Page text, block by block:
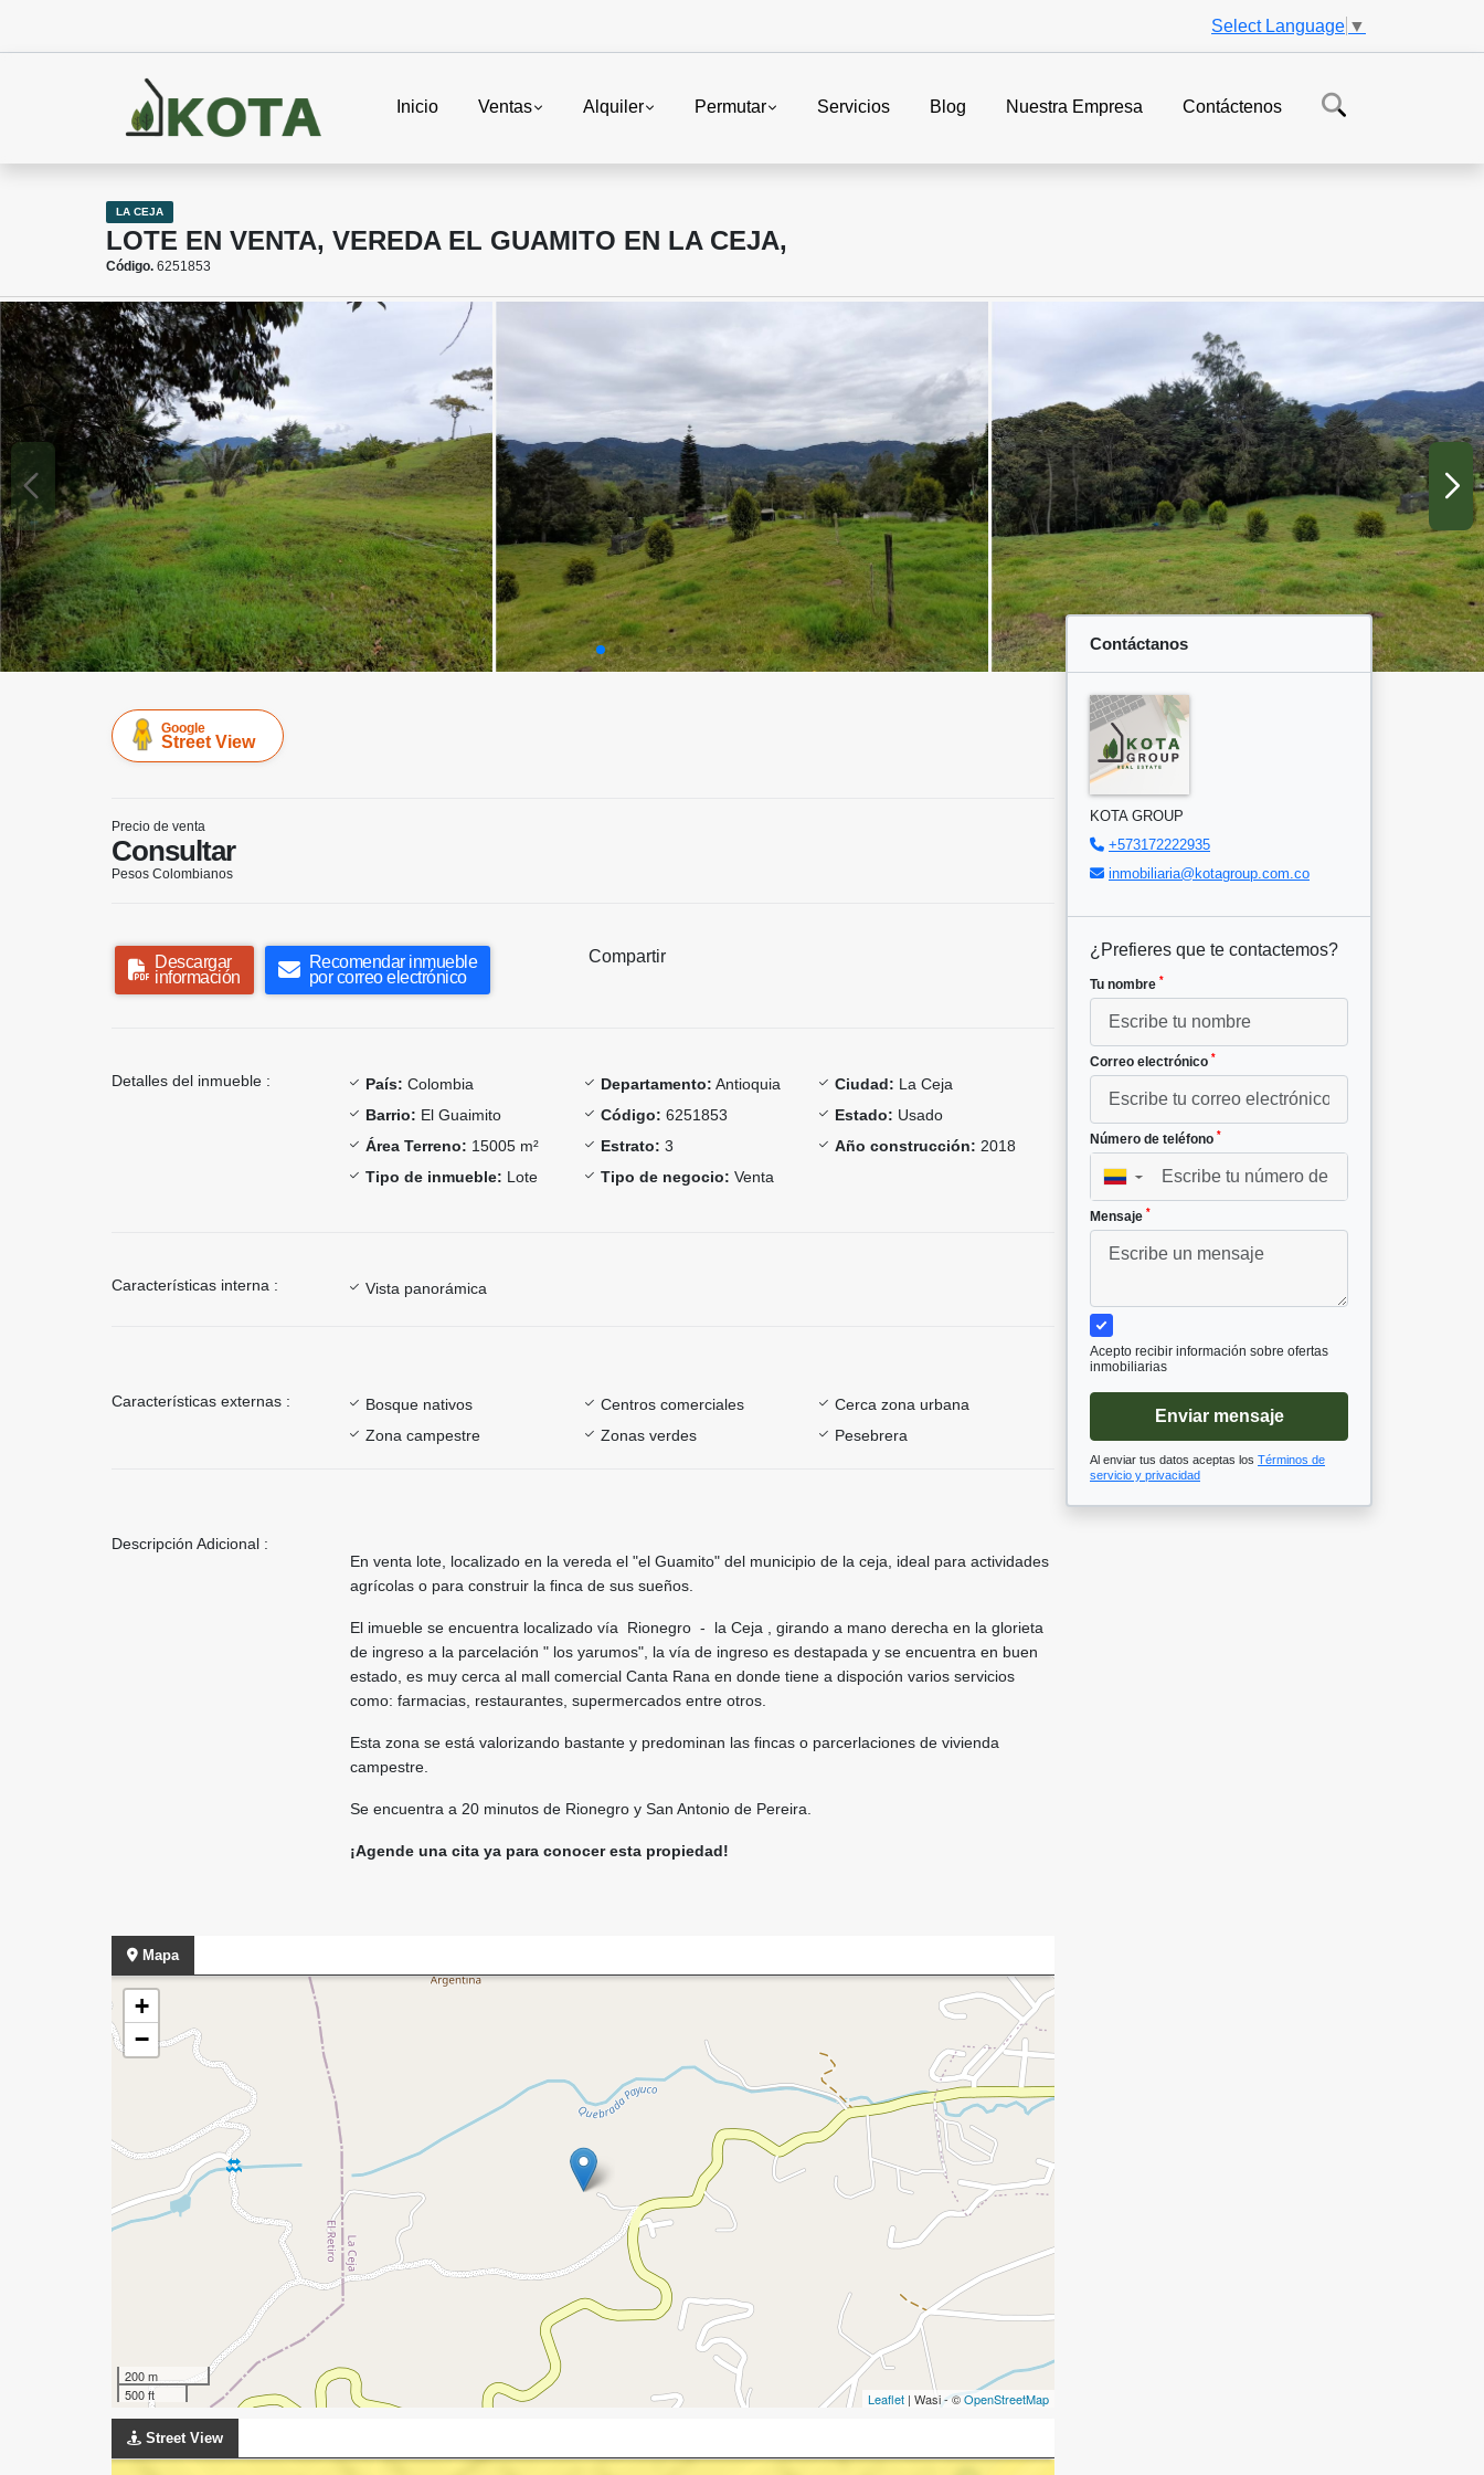
Select Language ▼
Inicio Ventas Alquiler Permutar Servicios Blog Nuestra Empresa Contáctenos
LA CEJA
LOTE EN VENTA, VEREDA EL GUAMITO EN LA CEJA,
Código. 6251853
Google
Street View
Precio de venta
Consultar
Pesos Colombianos
Descargar
información
Recomendar inmueble
por correo electrónico
Compartir
Detalles del inmueble : País: Colombia Departamento: Antioquia Ciudad: La Ceja
Barrio: El Guaimito Código: 6251853 Estado: Usado
Área Terreno: 15005 m² Estrato: 3 Año construcción: 2018
Tipo de inmueble: Lote Tipo de negocio: Venta
Características interna : Vista panorámica
Características externas : Bosque nativos Centros comerciales
Cerca zona urbana
Zona campestre
Zonas verdes Pesebrera
Descripción Adicional :
En venta lote, localizado en la vereda el "el Guamito" del municipio de la ceja, ideal para actividades
agrícolas o para construir la finca de sus sueños.
El imueble se encuentra localizado vía Rionegro - la Ceja , girando a mano derecha en la glorieta
de ingreso a la parcelación " los yarumos", la vía de ingreso es destapada y se encuentra en buen
estado, es muy cerca al mall comercial Canta Rana en donde tiene a dispoción varios servicios
como: farmacias, restaurantes, supermercados entre otros.
Esta zona se está valorizando bastante y predominan las fincas o parcerlaciones de vivienda
campestre.
Se encuentra a 20 minutos de Rionegro y San Antonio de Pereira.
¡Agende una cita ya para conocer esta propiedad!
Mapa
+
−
200 m
500 ft
Leaflet | Wasi - ©OpenStreetMap
Street View
Contáctanos
KOTA GROUP
+573172222935
inmobiliaria@kotagroup.com.co
¿Prefieres que te contactemos?
Tu nombre *
Correo electrónico *
Número de teléfono *
▼
Mensaje *
Acepto recibir información sobre ofertas
inmobiliarias
Enviar mensaje
Al enviar tus datos aceptas los Términos de
servicio y privacidad